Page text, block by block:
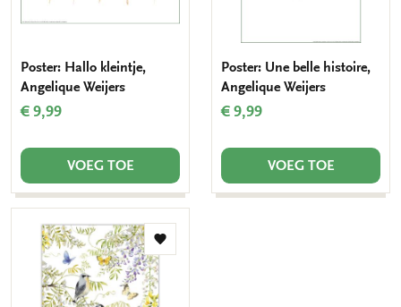
Poster: Hallo kleintje,
Angelique Weijers
€ 9,99
VOEG TOE
Poster: Une belle histoire,
Angelique Weijers
€ 9,99
VOEG TOE
Toevoegen